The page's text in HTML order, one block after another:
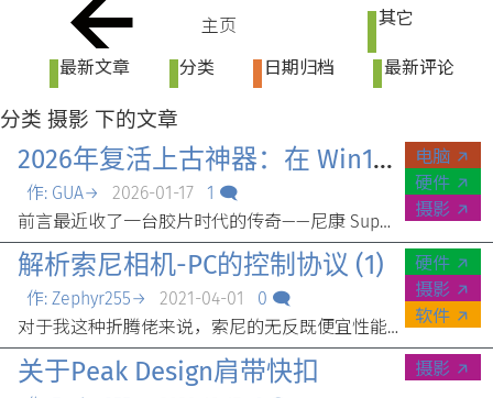
主页 其它
最新文章 分类 日期归档 最新评论
分类 摄影 下的文章
2026年复活上古神器：在 Win11 下完美驱动 Nikon LS-8000 ED 扫描仪
作: GUA→ 2026-01-17
1 🗨
前言最近收了一台胶片时代的传奇——尼康 Super Coolscan 8000 ED 底片扫描仪。机器是好机器，但要在 2026 年的 Windows 11 系统上让它跑起来，简直就是一场噩梦。尼康官方驱动早就停更在 Vista 时代，直接插上电脑只会显示“未知设备”。经过一下午的折腾，从找驱动、改签名、修蓝屏到解决软件假死，终于完美搞定。为了防止以后重装系统忘操作，也为了方便摄友，特此记录全过程。准备工作在开始之前，请确保你已经准备好以下硬件和文件：硬件：Nikon LS-8000 ED 扫描仪本体。一张台式机用的 IEEE 1394 (Firewire) 采集卡（Win11 通常能自动识别卡，重点是识别扫描仪）。连接线。软件下载（必需）：我们需要两个核心文件：尼康原厂软件 和 国外大神修改版驱动。下载地址：Lincoln ScanNikon Scan 4.0.3 (Vista 版)修改版 64位 驱动文件 (Scanners.inf)第一步：安装软件与禁用签名（最关键！）Win11 为了安全，默认禁止安装没有数字签名的老驱动。如果不做这一步，设备管理器会报错（代码 52），或者直接拒绝安装。安装 Nikon Scan：运行下载好的 ns403en_vista.exe，一路 Next 安装。安装完不要重启，也不要打开软件。禁用驱动强制签名：点击 Win11 开始菜单 -> 电源。按住键盘上的 Shift 键不放，鼠标点击 “重启”。电脑重启后进入蓝色菜单，依次选择：疑难解答 -> 高级选项 -> 启动设置 -> 重启。再次重启后屏幕列出选项，按键盘上的 7 或 F7 （禁用驱动程序强制签名）。第二步：手动强制安装驱动开机后，进入最核心的“移花接木”环节：打开 设备管理器（右键“此电脑”-> 管理 -> 设备管理器）。在“其他设备”里找到带黄色感叹号的 Nikon LS-8000 ED。右键点击它 -> 更新驱动程序。选择 “浏览我的电脑以查找驱动程序”。选择 “让我从计算机上的可用驱动程序列表中选取”。直接点击右下角的 “从磁盘安装 (Have Disk...)”。点击“浏览”，找到你刚才解压的 Lincoln Scan 驱动文件夹，选中里面的 scanners.inf 文件。点击确定后，列表会出现型号，选中 Nikon SUPER COOLSCAN 8000 ED。点下一步。高能预警：Windows 会弹红窗警告驱动未签名，必须点击 “始终安装此驱动程序软件”。此时，设备管理器里的感叹号应该消失了，扫描仪被正常识别。第三步：打补丁与防假死设置很多人到了上一步以为成功了，结果一打开软件就报错或者扫描时卡死（未响应）。还需要做最后两步调整。DLL 文件补丁：在刚才解压的驱动文件夹里，找到 NKScnUSD.dll，右键复制。去 Nikon Scan 的安装目录（通常在 C:\Program Files (x86)\Nikon\Nikon Scan 4.0）。粘贴并替换原有的同名文件。设置兼容性（解决“未响应”的关键）：在桌面 Nikon Scan 4 图标上右键 -> 属性。切换到 兼容性 选项卡。勾选 “以兼容模式运行这个程序” -> 选择 Windows Vista。勾选 “以管理员身份运行此程序”。点击确定。第四步：后续维护（关于重启失效的问题）因为我们是通过 F7 临时禁用签名安装的驱动，正常重启电脑后，Windows 安全机制恢复，设备管理器可能会再次报错 “代码 52”。解决方案有二：方案 A（推荐，不折腾）：每次要用扫描仪之前，重复一下“按住 Shift 重启 -> 按 F7”的操作。不用扫描仪时正常开机即可，安全无风险。方案 B（一劳永逸）：开启系统的测试模式。管理员身份运行 CMD。输入命令：bcdedit /set testsigning on。重启电脑，桌面右下角会有水印，但驱动可以一直用。（注：如果 BIOS 开了 Secure Boot，此命令会失败，需要先去 BIOS 关掉安全启动）。结语看到 Nikon Scan 那个复古的界面亮起，听到扫描仪“滋滋滋”进片自检的声音，一切折腾都值了！8000 ED 的色彩和细节在今天依然非常能打。希望这篇教程能帮到同样在 Win11 下挣扎的胶片玩家。如果你在操作中遇到问题，欢迎留言交流！(本文基于 2026 年 1 月的 Windows 11 环境实测)
电脑 ↗
硬件 ↗
摄影 ↗
解析索尼相机-PC的控制协议 (1)
作: Zephyr255→ 2021-04-01
0 🗨
对于我这种折腾佬来说，索尼的无反既便宜性能也不错，是一个作后背的极佳选择。然而，那些便宜大碗的机型的控制都非常糟心。例如NEX-5，只有一个拨轮，拿来作为项目的核心实在是不太够用。好在索尼为这些相机都做了一个PC控制软件，可以从电脑上控制参数，从而让我能享受较好的控制。为了给之后的项目铺路，今天我就来试着解析一下这个控制协议。首先先用软件监控接着相机的USB口的流量，这里我用了HHD的USB Analyzer。接上相机，控制其它参数不变，调整一个参数，捕捉流量信息。从B门开始逐渐调高速度直到1/4000s。然后关闭监控，回放记录：人肉解析数据流其实非常简单可以看见每个分包的数据都基本相同，只有一个数字不同，那这就是控制快门速度的参数了：25表示B门，26表示30s，27表示25s，以此类推可以找到所有快门速度对应的控制数值。对于ISO和光圈等参数同理，也可以分析出来。第一步解析到此结束，对于协议一开始相机和电脑握手的步骤就在下一篇文章再继续研究吧( ﾟ∀ﾟ)
硬件 ↗
摄影 ↗
软件 ↗
关于Peak Design肩带快扣 摄影 ↗